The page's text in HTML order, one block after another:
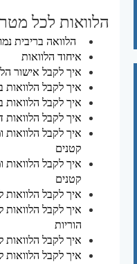
הלוואות לכל
הלוואה בריבית
איחוד הלוואות
איך לקבל אישור
איך לקבל
איך לקבל הלוואות
איך לקבל
איך לקבל הלוואות
קטנים
איך לקבל הלוואות
קטנים
איך לקבל הלוואות
איך לקבל
הוריות
איך לקבל הלוואות
איך לקבל הלוואות